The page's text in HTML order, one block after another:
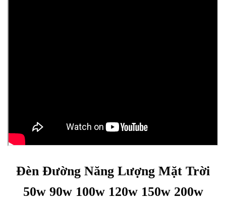
Đèn Đường Năng Lượng Mặt Trời
50w 90w 100w 120w 150w 200w